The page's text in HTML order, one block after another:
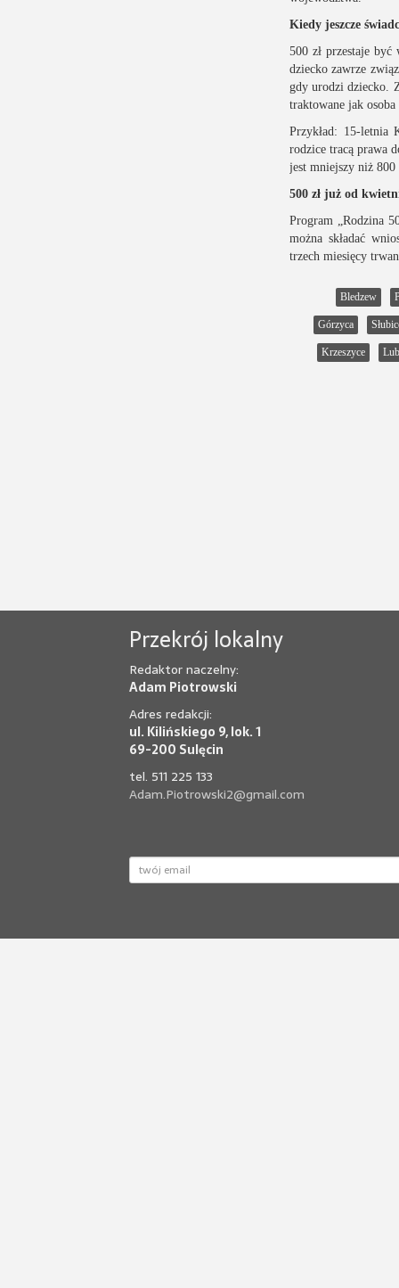
Kiedy jeszcze
500 zł przestaje być
dziecko zawrze
gdy urodzi dziecko.
traktowane jak osoba
Przykład: 15-letnia
rodzice tracą prawa
jest mniejszy niż 800
500 zł już od
Program „Rodzina
można składać
trzech miesięcy
Bledzew
Górzyca
Krzeszyce
Przekrój lokalny
Redaktor naczelny:
Adam Piotrowski
Adres redakcji:
ul. Kilińskiego 9, lok. 1
69-200 Sulęcin
tel. 511 225 133
Adam.Piotrowski2@gmail.com